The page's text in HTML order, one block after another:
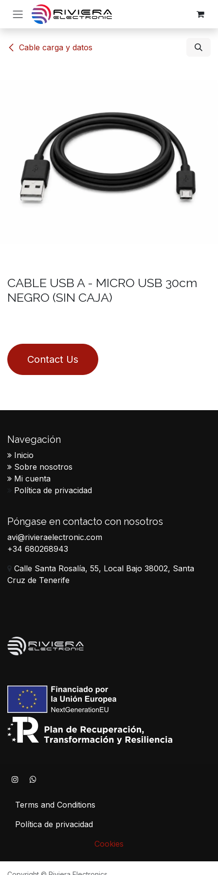
Ir al contenido
​​Cable carga y datos
CABLE USB A - MICRO USB 30cm
NEGRO (SIN CAJA)
Contact Us
Navegación
Inicio
Sobre nosotros
Mi cuenta
Política de privacidad
Póngase en contacto con nosotros
avi@rivieraelectronic.com
+34 680268943
Calle Santa Rosalía, 55, Local Bajo 38002, Santa
Cruz de Tenerife
Terms and Conditions
Política de privacidad
Cookies